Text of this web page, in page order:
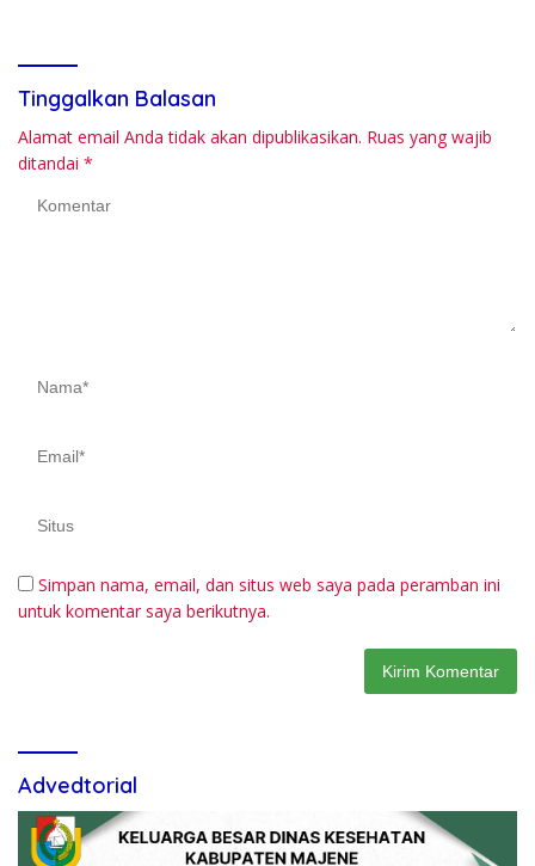
Tinggalkan Balasan
Alamat email Anda tidak akan dipublikasikan. Ruas yang wajib
ditandai *
Simpan nama, email, dan situs web saya pada peramban ini
untuk komentar saya berikutnya.
Advedtorial